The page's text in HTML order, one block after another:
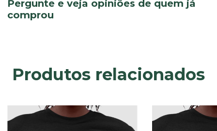
Pergunte e veja opiniões de quem já
comprou
Produtos relacionados